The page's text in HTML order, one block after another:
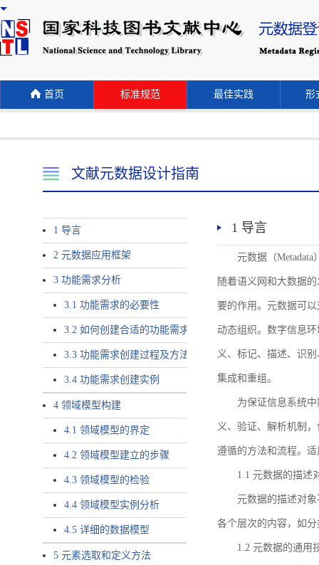
首页 标准规范 最佳实践 形
文献元数据设计指南
1 导言
2 元数据应用框架
3 功能需求分析
3.1 功能需求的必要性
3.2 如何创建合适的功能需求
3.3 功能需求创建过程及方法
3.4 功能需求创建实例
4 领域模型构建
4.1 领域模型的界定
4.2 领域模型建立的步骤
4.3 领域模型的检验
4.4 领域模型实例分析
4.5 详细的数据模型
5 元素选取和定义方法
1 导言
元数据（
随着语义网和大数据
要的作用。元数据可
动态组织。数字信息
义、标记、描述、识
集成和重组。
为保证信息系统
义、验证、解析机制
遵循的方法和流程。
1.1 元数据的描述
元数据的描述对
各个层次的内容，如
1.2 元数据的通用